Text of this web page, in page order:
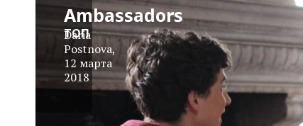
Ambassadors
Daria
Postnova,
12 марта
2018
ТОП